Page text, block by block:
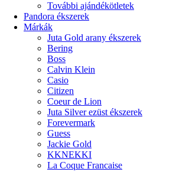
További ajándékötletek
Pandora ékszerek
Márkák
Juta Gold arany ékszerek
Bering
Boss
Calvin Klein
Casio
Citizen
Coeur de Lion
Juta Silver ezüst ékszerek
Forevermark
Guess
Jackie Gold
KKNEKKI
La Coque Francaise